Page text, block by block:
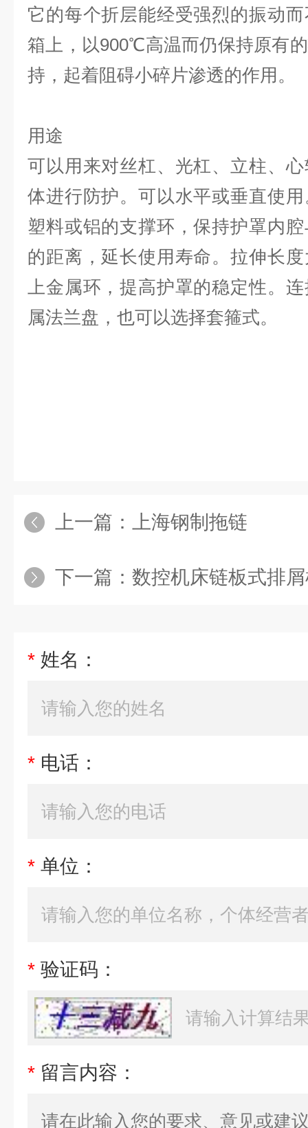
它的每个折层能经受强烈的振动
箱上，以900℃高温而仍保持原有
持，起着阻碍小碎片渗透的作用。
用途
可以用来对丝杠、光杠、立柱、
体进行防护。可以水平或垂直使
塑料或铝的支撑环，保持护罩内
的距离，延长使用寿命。拉伸长
上金属环，提高护罩的稳定性。
属法兰盘，也可以选择套箍式。
上一篇： 上海钢制拖链
下一篇： 数控机床链板式排
* 姓名：
* 电话：
* 单位：
* 验证码：
* 留言内容：